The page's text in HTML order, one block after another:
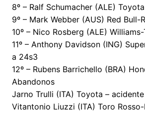
8º – Ralf Schumacher (ALE)
9º – Mark Webber (AUS) Red Bull-
10º – Nico Rosberg (ALE)
11º – Anthony Davidson (ING)
a 24s3
12º – Rubens Barrichello (BRA)
Abandonos
Jarno Trulli (ITA) Toyota – acidente
Vitantonio Liuzzi (ITA) Toro